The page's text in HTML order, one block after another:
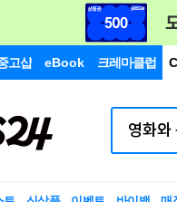
고샵 eBook 크레마클럽